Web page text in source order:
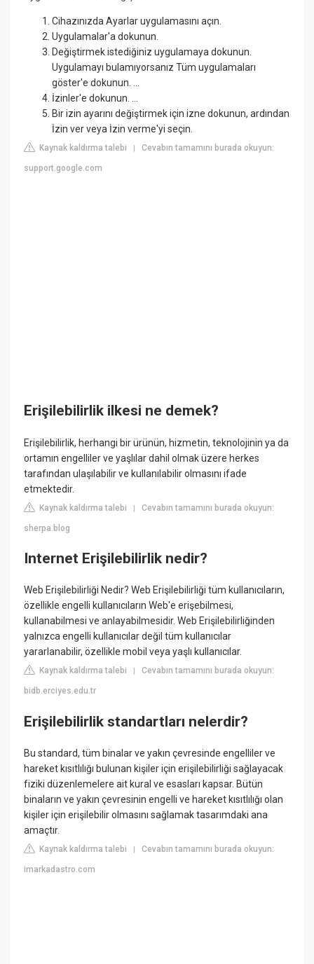
Cihazınızda Ayarlar uygulamasını açın.
Uygulamalar'a dokunun.
Değiştirmek istediğiniz uygulamaya dokunun.
Uygulamayı bulamıyorsanız Tüm uygulamaları
göster'e dokunun. ...
İzinler'e dokunun. ...
Bir izin ayarını değiştirmek için izne dokunun, ardından
İzin ver veya İzin verme'yi seçin.
Kaynak kaldırma talebi |Cevabın tamamını burada okuyun:
support.google.com
Erişilebilirlik ilkesi ne demek?
Erişilebilirlik, herhangi bir ürünün, hizmetin, teknolojinin ya da
ortamın engelliler ve yaşlılar dahil olmak üzere herkes
tarafından ulaşılabilir ve kullanılabilir olmasını ifade
etmektedir.
Kaynak kaldırma talebi |Cevabın tamamını burada okuyun:
sherpa.blog
Internet Erişilebilirlik nedir?
Web Erişilebilirliği Nedir? Web Erişilebilirliği tüm kullanıcıların,
özellikle engelli kullanıcıların Web'e erişebilmesi,
kullanabilmesi ve anlayabilmesidir. Web Erişilebilirliğinden
yalnızca engelli kullanıcılar değil tüm kullanıcılar
yararlanabilir, özellikle mobil veya yaşlı kullanıcılar.
Kaynak kaldırma talebi |Cevabın tamamını burada okuyun:
bidb.erciyes.edu.tr
Erişilebilirlik standartları nelerdir?
Bu standard, tüm binalar ve yakın çevresinde engelliler ve
hareket kısıtlılığı bulunan kişiler için erişilebilirliği sağlayacak
fiziki düzenlemelere ait kural ve esasları kapsar. Bütün
binaların ve yakın çevresinin engelli ve hareket kısıtlılığı olan
kişiler için erişilebilir olmasını sağlamak tasarımdaki ana
amaçtır.
Kaynak kaldırma talebi |Cevabın tamamını burada okuyun:
imarkadastro.com